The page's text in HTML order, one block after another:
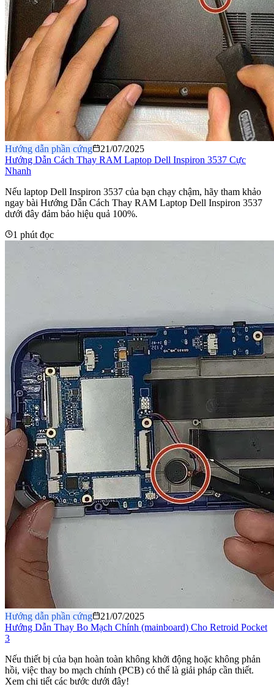
Hướng dẫn phần cứng
21/07/2025
Hướng Dẫn Cách Thay RAM Laptop Dell Inspiron 3537 Cực
Nhanh
Nếu laptop Dell Inspiron 3537 của bạn chạy chậm, hãy tham khảo
ngay bài Hướng Dẫn Cách Thay RAM Laptop Dell Inspiron 3537
dưới đây đảm bảo hiệu quả 100%.
1 phút đọc
Hướng dẫn phần cứng
21/07/2025
Hướng Dẫn Thay Bo Mạch Chính (mainboard) Cho Retroid Pocket
3
Nếu thiết bị của bạn hoàn toàn không khởi động hoặc không phản
hồi, việc thay bo mạch chính (PCB) có thể là giải pháp cần thiết.
Xem chi tiết các bước dưới đây!